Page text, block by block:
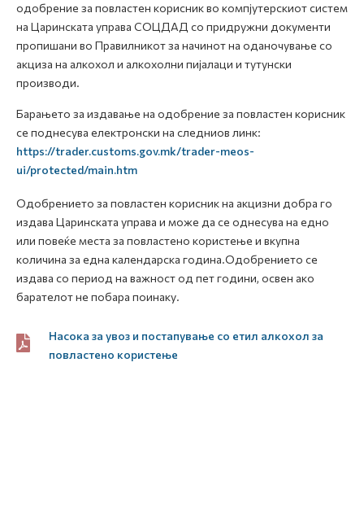
одобрение за повластен корисник во компјутерскиот систем
на Царинската управа СОЦДАД со придружни документи
пропишани во Правилникот за начинот на оданочување со
акциза на алкохол и алкохолни пијалаци и тутунски
производи.
Барањето за издавање на одобрение за повластен корисник
се поднесува електронски на следниов линк:
https://trader.customs.gov.mk/trader-meos-
ui/protected/main.htm
Одобрението за повластен корисник на акцизни добра го
издава Царинската управа и може да се однесува на едно
или повеќе места за повластено користење и вкупна
количина за една календарска година.Одобрението се
издава со период на важност од пет години, освен ако
барателот не побара поинаку.
Насока за увоз и постапување со етил алкохол за
повластено користење